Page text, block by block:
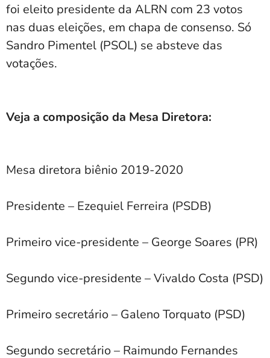
foi eleito presidente da ALRN com 23 votos
nas duas eleições, em chapa de consenso. Só
Sandro Pimentel (PSOL) se absteve das
votações.
Veja a composição da Mesa Diretora:
Mesa diretora biênio 2019-2020
Presidente – Ezequiel Ferreira (PSDB)
Primeiro vice-presidente – George Soares (PR)
Segundo vice-presidente – Vivaldo Costa (PSD)
Primeiro secretário – Galeno Torquato (PSD)
Segundo secretário – Raimundo Fernandes